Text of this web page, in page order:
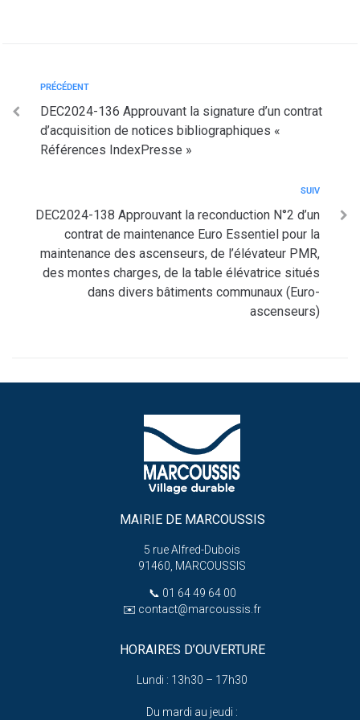
PRÉCÉDENT
DEC2024-136 Approuvant la signature d’un contrat
d’acquisition de notices bibliographiques «
Références IndexPresse »
SUIV
DEC2024-138 Approuvant la reconduction N°2 d’un
contrat de maintenance Euro Essentiel pour la
maintenance des ascenseurs, de l’élévateur PMR,
des montes charges, de la table élévatrice situés
dans divers bâtiments communaux (Euro-
ascenseurs)
MAIRIE DE MARCOUSSIS
5 rue Alfred-Dubois
91460, MARCOUSSIS
📞 01 64 49 64 00
✉️ contact@marcoussis.fr
HORAIRES D’OUVERTURE
Lundi : 13h30 – 17h30
Du mardi au jeudi :